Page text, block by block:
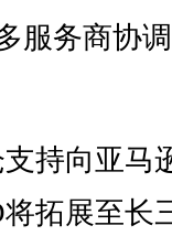
服务商协
持向亚马
拓展至长